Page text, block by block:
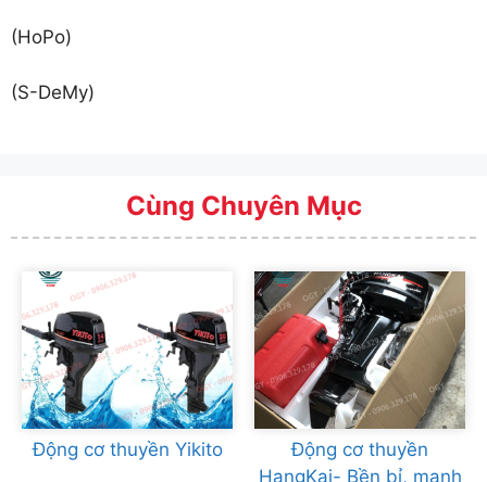
(HoPo)
(S-DeMy)
Cùng Chuyên Mục
Động cơ thuyền Yikito
Động cơ thuyền
HangKai- Bền bỉ, mạnh